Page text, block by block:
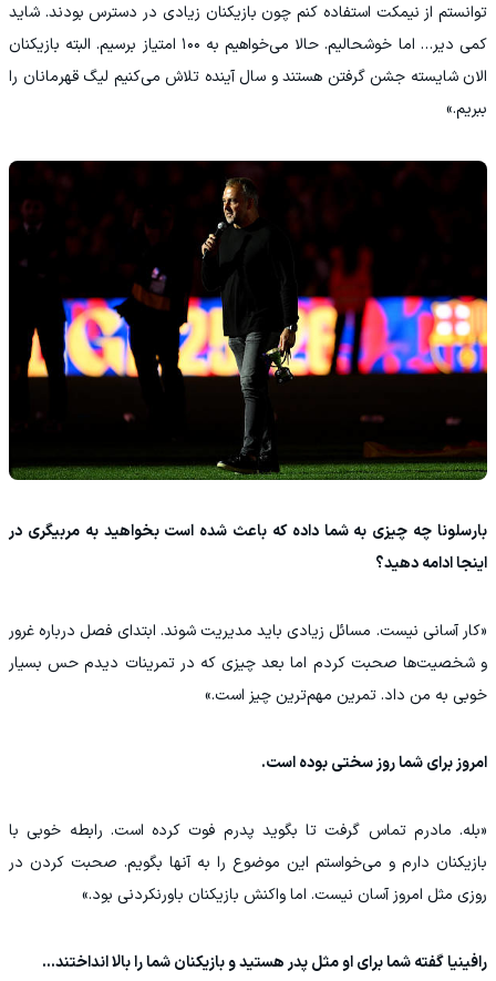
توانستم از نیمکت استفاده کنم چون بازیکنان زیادی در دسترس بودند. شاید
کمی دیر… اما خوشحالیم. حالا می‌خواهیم به ۱۰۰ امتیاز برسیم. البته بازیکنان
الان شایسته جشن گرفتن هستند و سال آینده تلاش می‌کنیم لیگ قهرمانان را
ببریم.»
بارسلونا چه چیزی به شما داده که باعث شده است بخواهید به مربیگری‌ در
اینجا ادامه دهید؟
«کار آسانی نیست. مسائل زیادی باید مدیریت شوند. ابتدای فصل درباره غرور
و شخصیت‌ها صحبت کردم اما بعد چیزی که در تمرینات دیدم حس بسیار
خوبی به من داد. تمرین مهم‌ترین چیز است.»
امروز برای شما روز سختی بوده است.
«بله. مادرم تماس گرفت تا بگوید پدرم فوت کرده است. رابطه خوبی با
بازیکنان دارم و می‌خواستم این موضوع را به آنها بگویم. صحبت کردن در
روزی مثل امروز آسان نیست. اما واکنش بازیکنان باورنکردنی بود.»
رافینیا گفته شما برای او مثل پدر هستید و بازیکنان شما را بالا انداختند…